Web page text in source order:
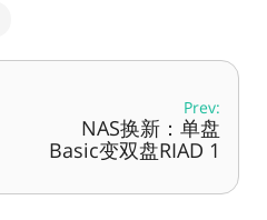
Prev:
NAS换新：单盘
Basic变双盘RIAD 1